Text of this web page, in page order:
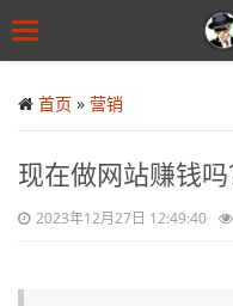
to
main
Toggle
首页 » 营销
现在做网站赚钱
2023年12月27日 12:49:40